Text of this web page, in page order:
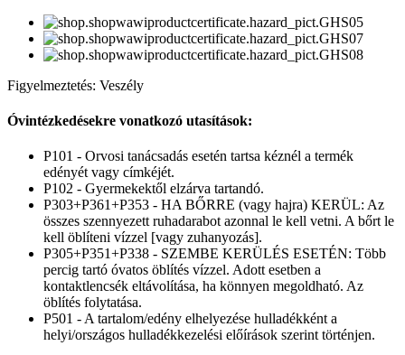
Figyelmeztetés: Veszély
Óvintézkedésekre vonatkozó utasítások:
P101 - Orvosi tanácsadás esetén tartsa kéznél a termék
edényét vagy címkéjét.
P102 - Gyermekektől elzárva tartandó.
P303+P361+P353 - HA BŐRRE (vagy hajra) KERÜL: Az
összes szennyezett ruhadarabot azonnal le kell vetni. A bőrt le
kell öblíteni vízzel [vagy zuhanyozás].
P305+P351+P338 - SZEMBE KERÜLÉS ESETÉN: Több
percig tartó óvatos öblítés vízzel. Adott esetben a
kontaktlencsék eltávolítása, ha könnyen megoldható. Az
öblítés folytatása.
P501 - A tartalom/edény elhelyezése hulladékként a
helyi/országos hulladékkezelési előírások szerint történjen.